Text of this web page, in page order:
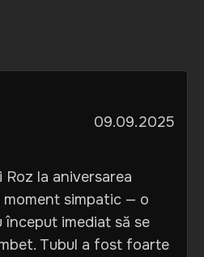
09.09.2025
la aniversarea
simpatic — o
imediat să se
Tubul a fost foarte